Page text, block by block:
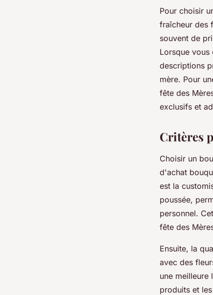
Pour choisir
fraîcheur des
souvent de
Lorsque vous
descriptions
mère. Pour
fête des
exclusifs et
Critères
Choisir un
d'achat
est la
poussée,
personnel.
fête des
Ensuite, la
avec des
une meilleure
produits et